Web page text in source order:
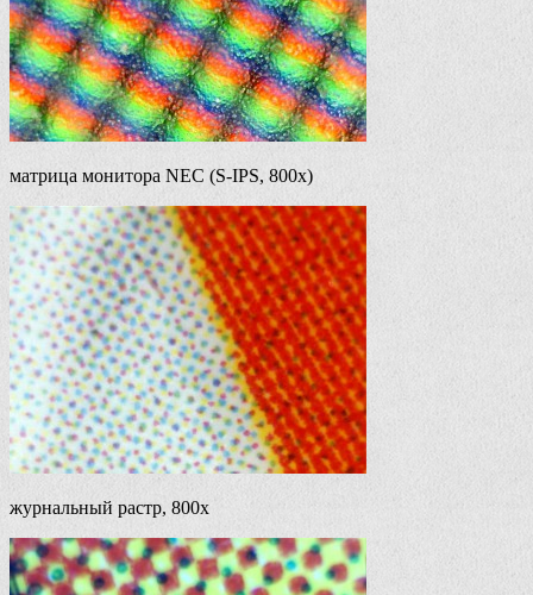
матрица монитора NEC (S-IPS, 800x)
журнальный растр, 800х